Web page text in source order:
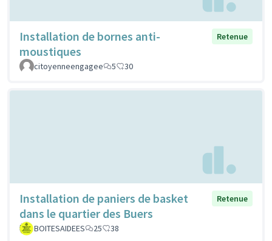
Installation de bornes anti-
moustiques
Retenue
citoyenneengagee 5 30
Installation de paniers de basket
dans le quartier des Buers
Retenue
BOITESAIDEES 25 38